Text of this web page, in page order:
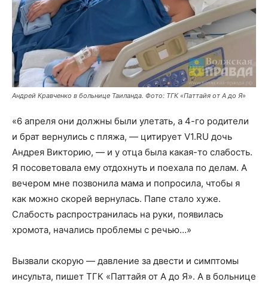
Андрей Кравченко в больнице Таиланда. Фото: ТГК «Паттайя от А до Я»
«6 апреля они должны были улетать, а 4-го родители
и брат вернулись с пляжа, — цитирует V1.RU дочь
Андрея Викторию, — и у отца была какая-то слабость.
Я посоветовала ему отдохнуть и поехала по делам. А
вечером мне позвонила мама и попросила, чтобы я
как можно скорей вернулась. Папе стало хуже.
Слабость распространилась на руки, появилась
хромота, начались проблемы с речью…»
Вызвали скорую — давление за двести и симптомы
инсульта, пишет ТГК «Паттайя от А до Я». А в больнице